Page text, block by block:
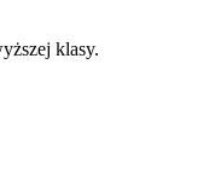
klasy.